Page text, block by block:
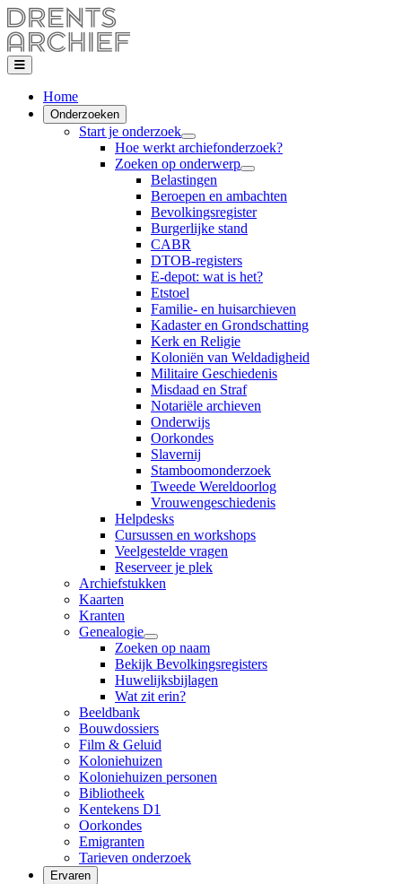
Home
Onderzoeken
Start je onderzoek
Hoe werkt archiefonderzoek?
Zoeken op onderwerp
Belastingen
Beroepen en ambachten
Bevolkingsregister
Burgerlijke stand
CABR
DTOB-registers
E-depot: wat is het?
Etstoel
Familie- en huisarchieven
Kadaster en Grondschatting
Kerk en Religie
Koloniën van Weldadigheid
Militaire Geschiedenis
Misdaad en Straf
Notariële archieven
Onderwijs
Oorkondes
Slavernij
Stamboomonderzoek
Tweede Wereldoorlog
Vrouwengeschiedenis
Helpdesks
Cursussen en workshops
Veelgestelde vragen
Reserveer je plek
Archiefstukken
Kaarten
Kranten
Genealogie
Zoeken op naam
Bekijk Bevolkingsregisters
Huwelijksbijlagen
Wat zit erin?
Beeldbank
Bouwdossiers
Film & Geluid
Koloniehuizen
Koloniehuizen personen
Bibliotheek
Kentekens D1
Oorkondes
Emigranten
Tarieven onderzoek
Ervaren